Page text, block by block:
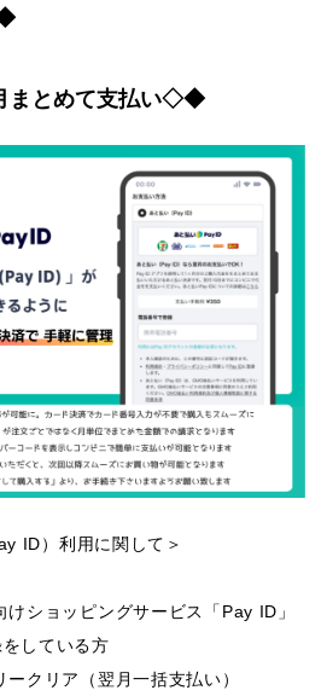
まとめて支払い◇◆
ID）利用に関して＞
けショッピングサービス「Pay ID」
している方
ークリア（翌月一括支払い）